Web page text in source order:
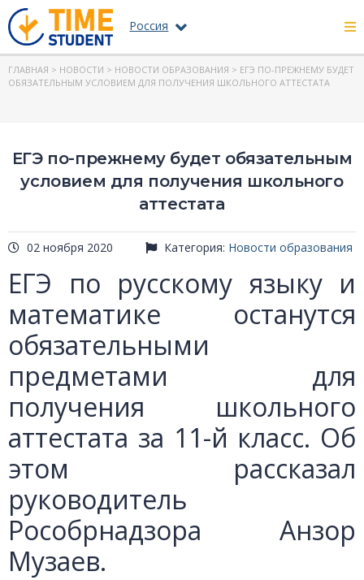
Россия
ГЛАВНАЯ > НОВОСТИ > НОВОСТИ ОБРАЗОВАНИЯ > ЕГЭ ПО-ПРЕЖНЕМУ БУДЕТ
ОБЯЗАТЕЛЬНЫМ УСЛОВИЕМ ДЛЯ ПОЛУЧЕНИЯ ШКОЛЬНОГО АТТЕСТАТА
ЕГЭ по-прежнему будет обязательным
условием для получения школьного
аттестата
02 ноября 2020 Категория: Новости образования
ЕГЭ по русскому языку и
математике останутся
обязательными
предметами для
получения школьного
аттестата за 11-й класс. Об
этом рассказал
руководитель
Рособрнадзора Анзор
Музаев.